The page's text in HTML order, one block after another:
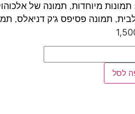
תמונות מיוחדות, תמונה של
, תמונה פסיפס ג'ק דניאלס,
לסל